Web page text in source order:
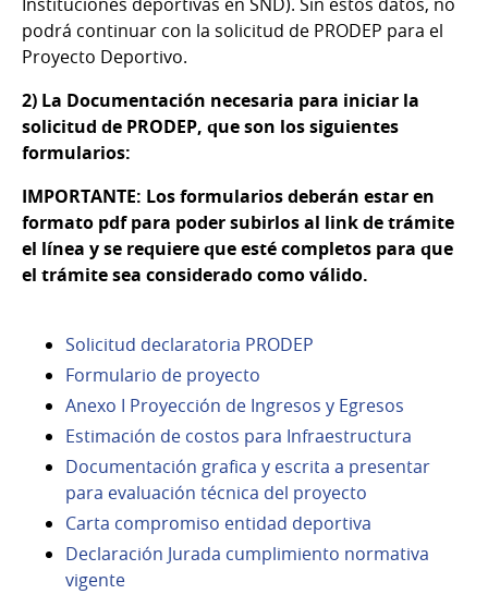
podrá continuar con la solicitud de PRODEP para el
Proyecto Deportivo.
2) La Documentación necesaria para iniciar la
solicitud de PRODEP, que son los siguientes
formularios:
IMPORTANTE: Los formularios deberán estar en
formato pdf para poder subirlos al link de trámite
el línea y se requiere que esté completos para que
el trámite sea considerado como válido.
Solicitud declaratoria PRODEP
Formulario de proyecto
Anexo I Proyección de Ingresos y Egresos
Estimación de costos para Infraestructura
Documentación grafica y escrita a presentar
para evaluación técnica del proyecto
Carta compromiso entidad deportiva
Declaración Jurada cumplimiento normativa
vigente